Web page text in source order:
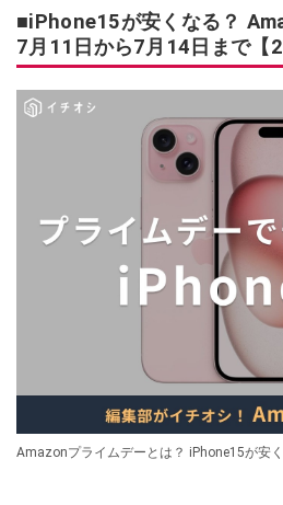
■iPhone15が安くなる？
7月11日から7月14日まで【
Amazonプライムデーとは？ iPhone15が安